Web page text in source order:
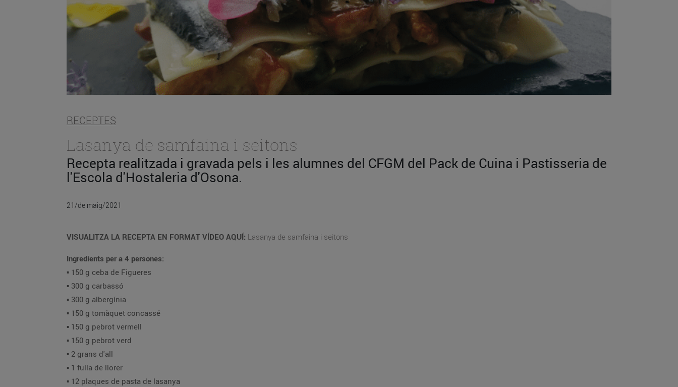
RECEPTES
Lasanya de samfaina i seitons
Recepta realitzada i gravada pels i les alumnes del CFGM del Pack de Cuina i Pastisseria de
l'Escola d'Hostaleria d'Osona.
21/de maig/2021
VISUALITZA LA RECEPTA EN FORMAT VÍDEO AQUÍ: Lasanya de samfaina i seitons
Ingredients per a 4 persones:
▪️ 150 g ceba de Figueres
▪️ 300 g carbassó
▪️ 300 g albergínia
▪️ 150 g tomàquet concassé
▪️ 150 g pebrot vermell
▪️ 150 g pebrot verd
▪️ 2 grans d'all
▪️ 1 fulla de llorer
▪️ 12 plaques de pasta de lasanya